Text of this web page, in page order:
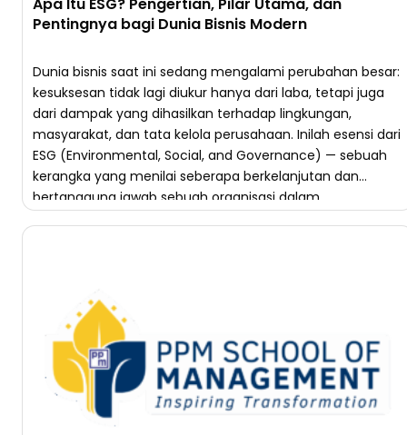
Pentingnya bagi Dunia Bisnis Modern
Dunia bisnis saat ini sedang mengalami perubahan besar:
kesuksesan tidak lagi diukur hanya dari laba, tetapi juga
dari dampak yang dihasilkan terhadap lingkungan,
masyarakat, dan tata kelola perusahaan. Inilah esensi dari
ESG (Environmental, Social, and Governance) — sebuah
kerangka yang menilai seberapa berkelanjutan dan
bertanggung jawab sebuah organisasi dalam